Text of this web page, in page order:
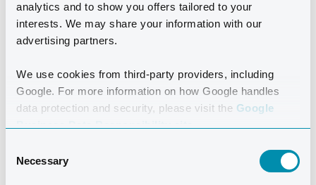
analytics and to show you offers tailored to your
interests. We may share your information with our
advertising partners.
We use cookies from third-party providers, including
Google. For more information on how Google handles
data protection and security, please visit the Google
Selection
Necessary
BODY BIKE
Body Bike på Club La Santa foregår udendørs på
BODY BIKE® SMART + cykler. Her benytter vi
INTELLIGENT CYCLING® og BODY BIKE® Indoor
Cycling appen. Du kan bruge Look Delta og SPD